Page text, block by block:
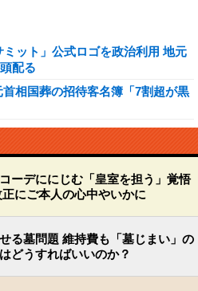
ミット」公式ロゴを政治利用 地元
配る
相国葬の招待客名簿「7割超が黒
ーデににじむ「皇室を担う」覚悟
にご本人の心中やいかに
る墓問題 維持費も「墓じまい」の
どうすればいいのか？